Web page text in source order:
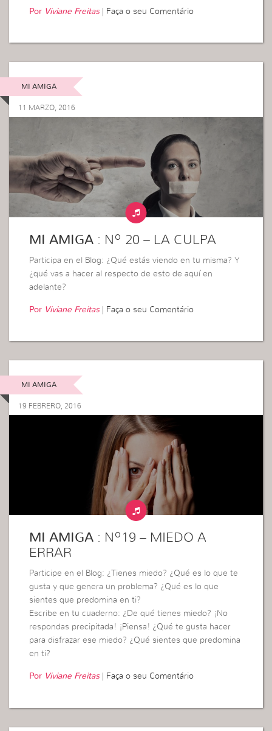
Por Viviane Freitas| Faça o seu Comentário
MI AMIGA
11 MARZO, 2016
MI AMIGA : Nº 20 – LA CULPA
Participa en el Blog: ¿Qué estás viendo en tu misma? Y
¿qué vas a hacer al respecto de esto de aquí en
adelante?
Por Viviane Freitas| Faça o seu Comentário
MI AMIGA
19 FEBRERO, 2016
MI AMIGA : Nº19 – MIEDO A
ERRAR
Participe en el Blog: ¿Tienes miedo? ¿Qué es lo que te
gusta y que genera un problema? ¿Qué es lo que
sientes que predomina en ti?
Escribe en tu cuaderno: ¿De qué tienes miedo? ¡No
respondas precipitada! ¡Piensa! ¿Qué te gusta hacer
para disfrazar ese miedo? ¿Qué sientes que predomina
en ti?
Por Viviane Freitas| Faça o seu Comentário